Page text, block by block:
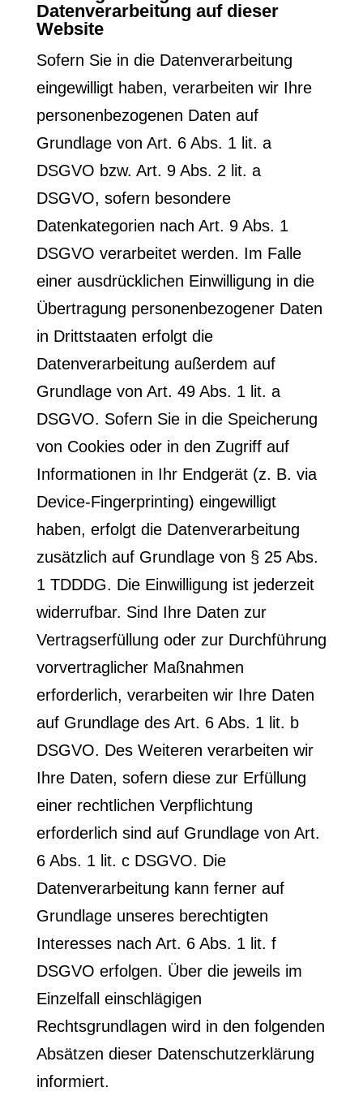
Datenverarbeitung auf dieser
Website
Sofern Sie in die Datenverarbeitung
eingewilligt haben, verarbeiten wir Ihre
personenbezogenen Daten auf
Grundlage von Art. 6 Abs. 1 lit. a
DSGVO bzw. Art. 9 Abs. 2 lit. a
DSGVO, sofern besondere
Datenkategorien nach Art. 9 Abs. 1
DSGVO verarbeitet werden. Im Falle
einer ausdrücklichen Einwilligung in die
Übertragung personenbezogener Daten
in Drittstaaten erfolgt die
Datenverarbeitung außerdem auf
Grundlage von Art. 49 Abs. 1 lit. a
DSGVO. Sofern Sie in die Speicherung
von Cookies oder in den Zugriff auf
Informationen in Ihr Endgerät (z. B. via
Device-Fingerprinting) eingewilligt
haben, erfolgt die Datenverarbeitung
zusätzlich auf Grundlage von § 25 Abs.
1 TDDDG. Die Einwilligung ist jederzeit
widerrufbar. Sind Ihre Daten zur
Vertragserfüllung oder zur Durchführung
vorvertraglicher Maßnahmen
erforderlich, verarbeiten wir Ihre Daten
auf Grundlage des Art. 6 Abs. 1 lit. b
DSGVO. Des Weiteren verarbeiten wir
Ihre Daten, sofern diese zur Erfüllung
einer rechtlichen Verpflichtung
erforderlich sind auf Grundlage von Art.
6 Abs. 1 lit. c DSGVO. Die
Datenverarbeitung kann ferner auf
Grundlage unseres berechtigten
Interesses nach Art. 6 Abs. 1 lit. f
DSGVO erfolgen. Über die jeweils im
Einzelfall einschlägigen
Rechtsgrundlagen wird in den folgenden
Absätzen dieser Datenschutzerklärung
informiert.